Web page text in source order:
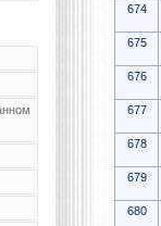
674
675
676
677
678
679
680